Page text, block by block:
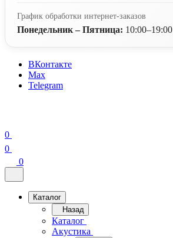
График обработки интернет-заказов
Понедельник – Пятница: 10:00–19:00
ВКонтакте
Max
Telegram
0
0
0
Каталог
Назад
Каталог
Акустика